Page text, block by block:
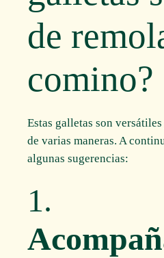
de
comino?
Estas galletas son
de varias maneras. A
algunas sugerencias:
1.